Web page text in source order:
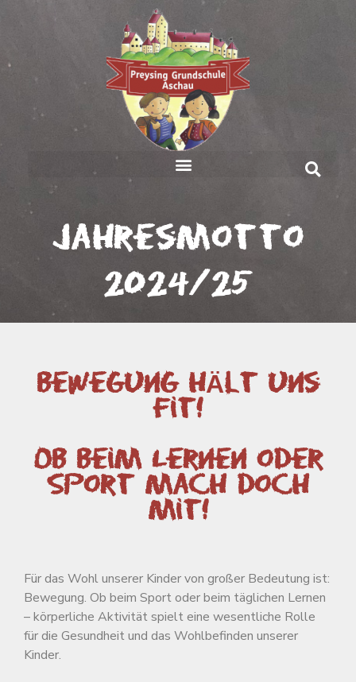
Jahresmotto
2024/25
Bewegung hÄlt uns
fit!
Ob beim Lernen oder
Sport mach doch
mit!
Für das Wohl unserer Kinder von großer Bedeutung ist:
Bewegung. Ob beim Sport oder beim täglichen Lernen
– körperliche Aktivität spielt eine wesentliche Rolle
für die Gesundheit und das Wohlbefinden unserer
Kinder.